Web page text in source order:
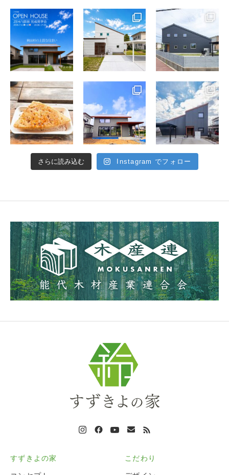
さらに読み込む Instagram でフォロー
すずきよの家 こだわり